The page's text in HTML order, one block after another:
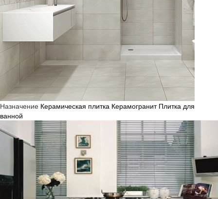
Назначение Керамическая плитка Керамогранит Плитка для
ванной